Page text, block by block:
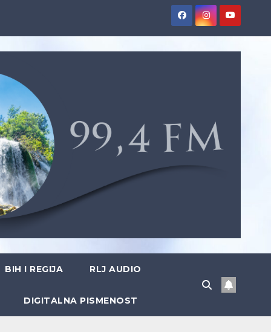
BIH I REGIJA RLJ AUDIO
DIGITALNA PISMENOST